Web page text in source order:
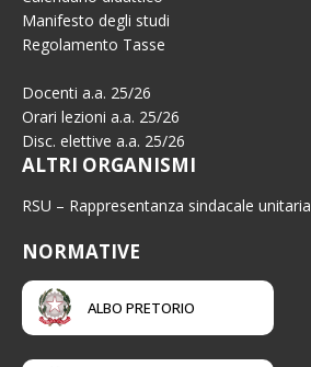
Manifesto degli studi
Regolamento Tasse
Docenti a.a. 25/26
Orari lezioni a.a. 25/26
Disc. elettive a.a. 25/26
ALTRI ORGANISMI
RSU – Rappresentanza sindacale unitaria
NORMATIVE
ALBO PRETORIO